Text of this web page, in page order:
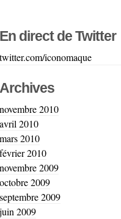
En direct de Twitter
twitter.com/iconomaque
Archives
novembre 2010
avril 2010
mars 2010
février 2010
novembre 2009
octobre 2009
septembre 2009
juin 2009